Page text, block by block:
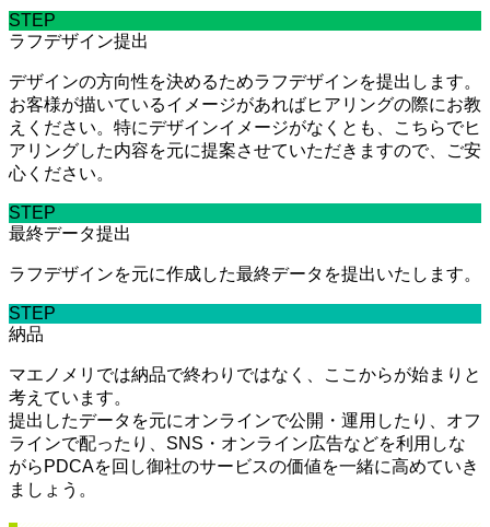
STEP
ラフデザイン提出
デザインの方向性を決めるためラフデザインを提出します。
お客様が描いているイメージがあればヒアリングの際にお教
えください。特にデザインイメージがなくとも、こちらでヒ
アリングした内容を元に提案させていただきますので、ご安
心ください。
STEP
最終データ提出
ラフデザインを元に作成した最終データを提出いたします。
STEP
納品
マエノメリでは納品で終わりではなく、ここからが始まりと
考えています。
提出したデータを元にオンラインで公開・運用したり、オフ
ラインで配ったり、SNS・オンライン広告などを利用しな
がらPDCAを回し御社のサービスの価値を一緒に高めていき
ましょう。